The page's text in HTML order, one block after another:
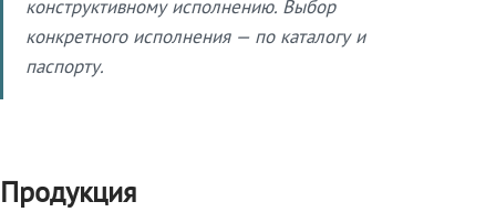
конструктивному исполнению. Выбор
конкретного исполнения — по каталогу и
паспорту.
Продукция